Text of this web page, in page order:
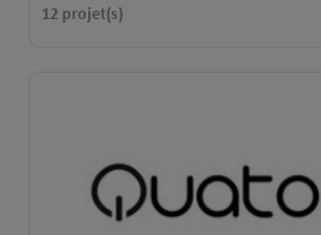
12 projet(s)